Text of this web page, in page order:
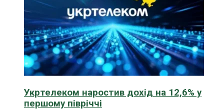
Укртелеком наростив дохід на 12,6% у
першому півріччі